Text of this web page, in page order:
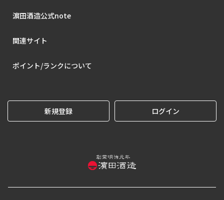
濵田酒造公式note
関連サイト
ポイント/ランクについて
新規登録 ログイン